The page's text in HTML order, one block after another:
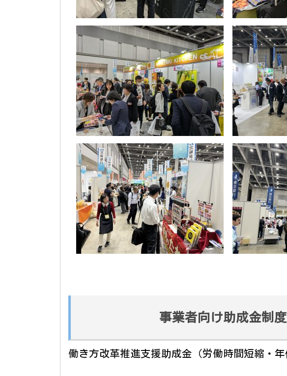
事業者向け助成金制度
働き方改革推進支援助成金（労働時間短縮・年